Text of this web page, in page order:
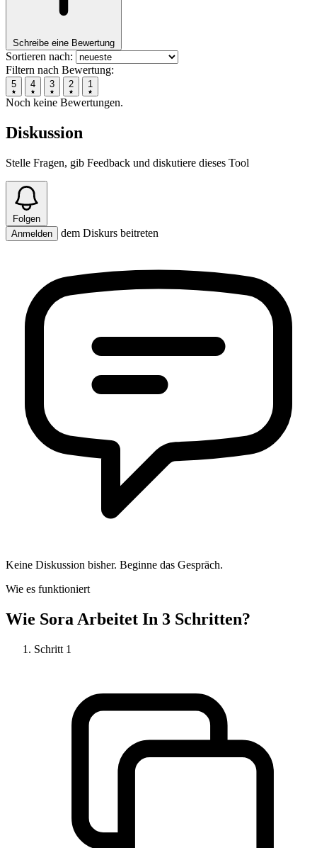
Schreibe eine Bewertung
Sortieren nach:
Filtern nach Bewertung:
5 4 3 2 1
Noch keine Bewertungen.
Diskussion
Stelle Fragen, gib Feedback und diskutiere dieses Tool
Folgen
Anmelden
dem Diskurs beitreten
Keine Diskussion bisher. Beginne das Gespräch.
Wie es funktioniert
Wie Sora Arbeitet In 3 Schritten?
Schritt 1